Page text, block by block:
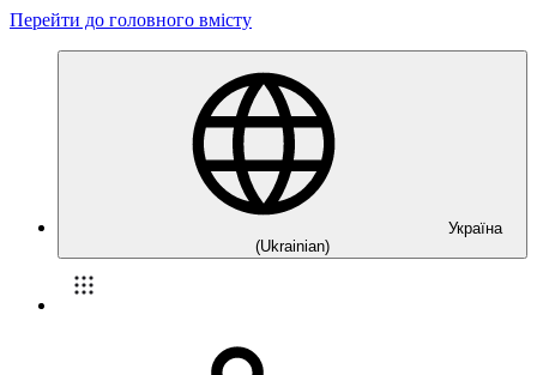
Перейти до головного вмісту
Україна
(Ukrainian)